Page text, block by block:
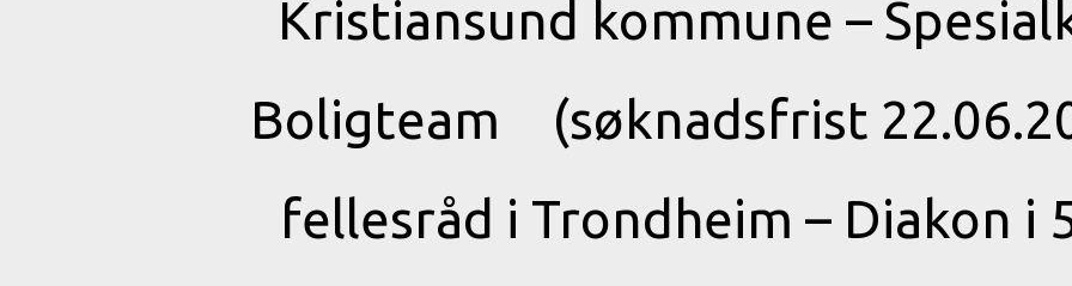
Kristiansund kommune –
Boligteam (søknadsfrist
fellesråd i Trondheim – Diakon i